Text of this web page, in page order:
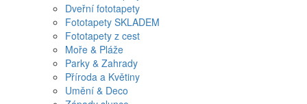
Dveřní fototapety
Fototapety SKLADEM
Fototapety z cest
Moře & Pláže
Parky & Zahrady
Příroda a Květiny
Umění & Deco